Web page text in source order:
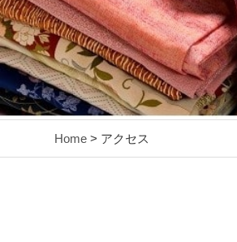
Home > アクセス